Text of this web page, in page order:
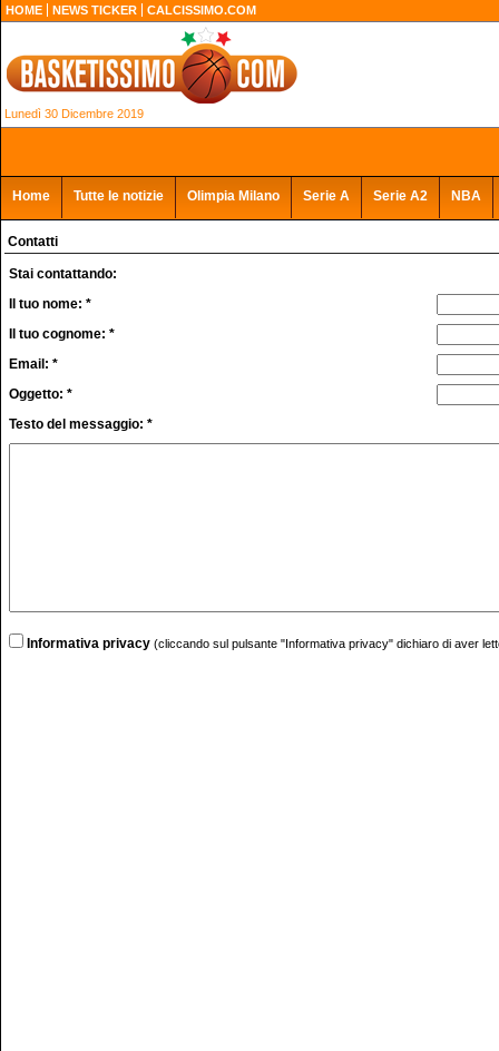
HOME NEWS TICKER CALCISSIMO.COM
Lunedì 30 Dicembre 2019
Home Tutte le notizie Olimpia Milano Serie A Serie A2 NBA
Contatti
Stai contattando:
Il tuo nome: *
Il tuo cognome: *
Email: *
Oggetto: *
Testo del messaggio: *
Informativa privacy (cliccando sul pulsante "Informativa privacy" dichiaro di aver